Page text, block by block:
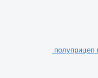
полуприцеп